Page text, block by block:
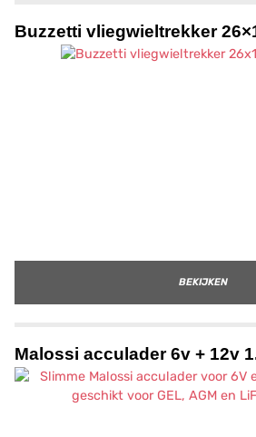
Buzzetti vliegwieltrekker
BEKIJKEN
Malossi acculader 6v + 12v